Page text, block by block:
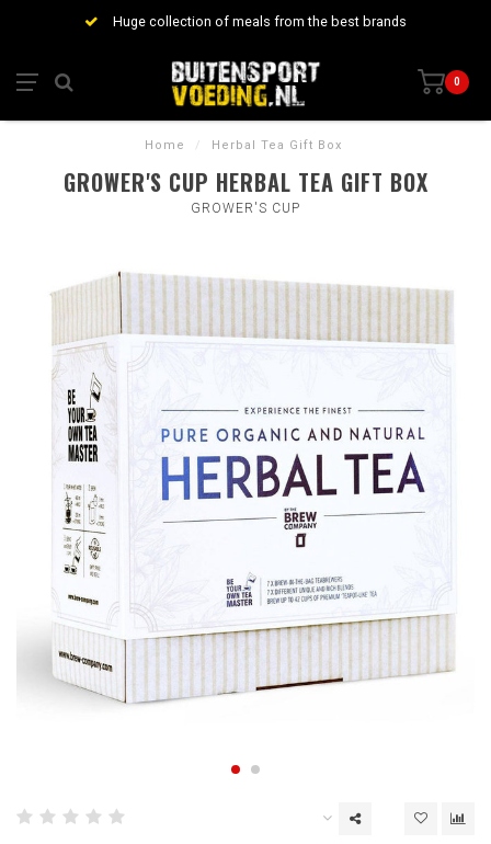
Huge collection of meals from the best brands
0
Home / Herbal Tea Gift Box
GROWER'S CUP HERBAL TEA GIFT BOX
GROWER'S CUP